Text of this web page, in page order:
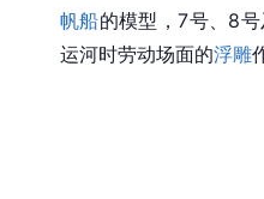
帆船的模型，7号、8
运河时劳动场面的浮雕